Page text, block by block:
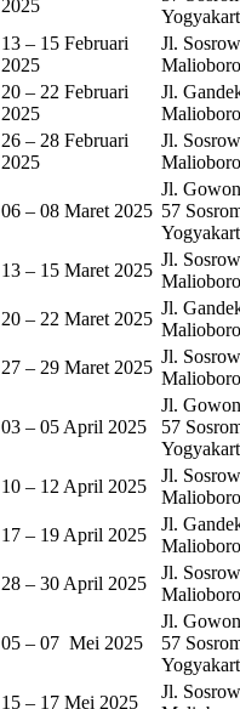
2025
13 – 15 Februari
2025
Jl.
20 – 22 Februari
2025
Jl.
26 – 28 Februari
2025
Jl.
06 – 08 Maret 2025
Jl.
57
13 – 15 Maret 2025
Jl.
20 – 22 Maret 2025
Jl.
27 – 29 Maret 2025
Jl.
03 – 05 April 2025
Jl.
57
10 – 12 April 2025
Jl.
17 – 19 April 2025
Jl.
28 – 30 April 2025
Jl.
05 – 07 Mei 2025
Jl.
57
15 – 17 Mei 2025
Jl.